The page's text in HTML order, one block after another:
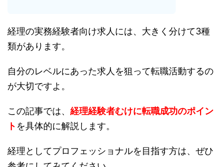
経理の実務経験者向け求人には、大きく分けて3種
類があります。
自分のレベルにあった求人を狙って転職活動するの
が大切ですよ。
この記事では、 経理経験者むけに転職成功のポイン
ト を具体的に解説します。
経理としてプロフェッショナルを目指す方は、ぜひ